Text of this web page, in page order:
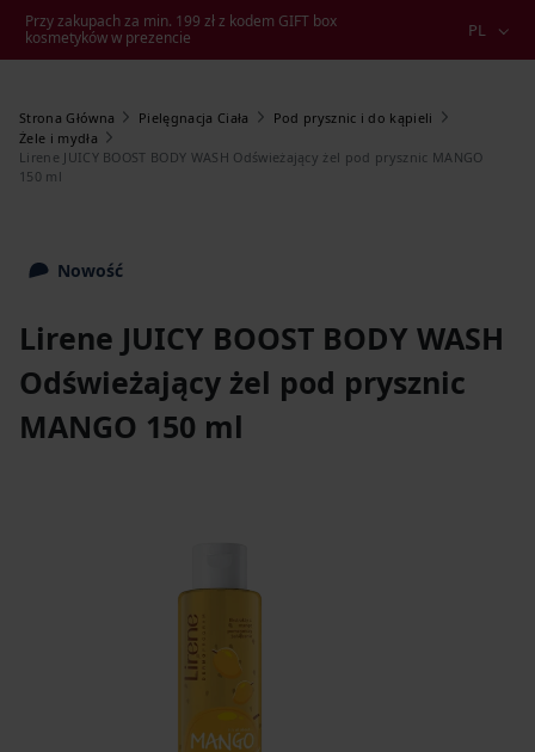
Przy zakupach za min. 199 zł z kodem GIFT box
kosmetyków w prezencie
PL
Strona Główna Pielęgnacja Ciała
Pod prysznic i do kąpieli
Żele i mydła
Lirene JUICY BOOST BODY WASH Odświeżający żel pod prysznic MANGO
150 ml
Nowość
Lirene JUICY BOOST BODY WASH
Odświeżający żel pod prysznic
MANGO 150 ml